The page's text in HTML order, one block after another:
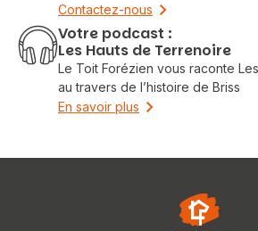
Contactez-nous
Votre podcast :
Les Hauts de Terrenoire
Le Toit Forézien vous raconte
au travers de l’histoire de Briss
En savoir plus